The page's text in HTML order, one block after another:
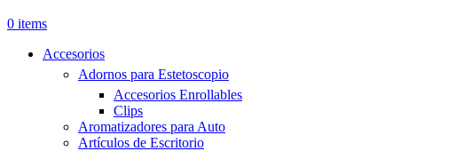
0 items
Accesorios
Adornos para Estetoscopio
Accesorios Enrollables
Clips
Aromatizadores para Auto
Artículos de Escritorio